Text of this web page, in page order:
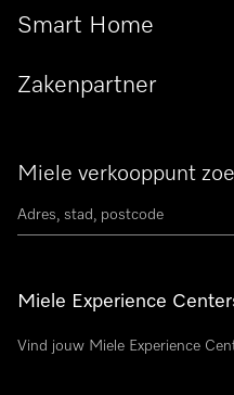
Miele verkooppunt
Miele Experience
Vind jouw Miele Experience
Smart Home
Zakenpartner